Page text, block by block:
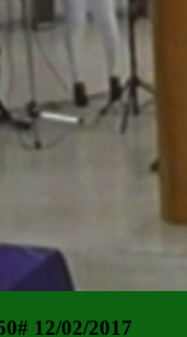
12/02/2017